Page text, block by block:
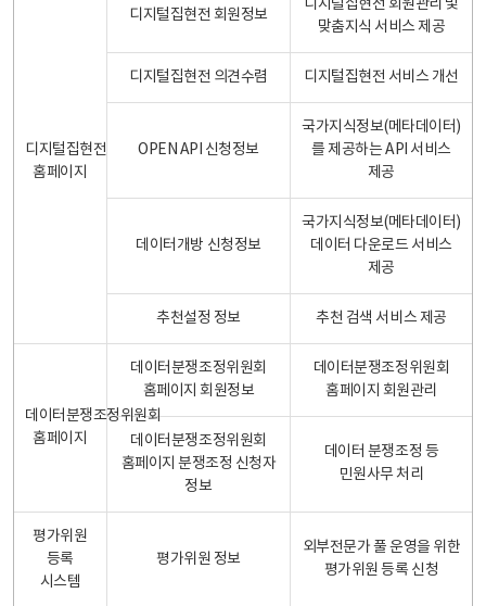
디지털집현전
홈페이지
디지털집현전 회원정보
디지털집현전 회원관리 및
맞춤지식 서비스 제공
디지털집현전 의견수렴 디지털집현전 서비스 개선
OPEN API 신청정보
국가지식정보(메타데이터)
를 제공하는 API 서비스
제공
데이터개방 신청정보
국가지식정보(메타데이터)
데이터 다운로드 서비스
제공
추천설정 정보 추천 검색 서비스 제공
데이터분쟁조정위원회
홈페이지
데이터분쟁조정위원회
홈페이지 회원정보
데이터분쟁조정위원회
홈페이지 회원관리
데이터분쟁조정위원회
홈페이지 분쟁조정 신청자
정보
데이터 분쟁조정 등
민원사무 처리
평가위원
등록
시스템
평가위원 정보
외부전문가 풀 운영을 위한
평가위원 등록 신청